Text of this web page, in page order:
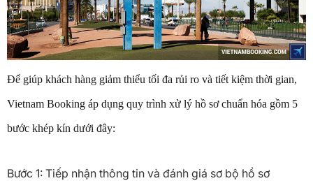
Để giúp khách hàng giảm thiểu tối đa rủi ro và tiết kiệm thời gian,
Vietnam Booking áp dụng quy trình xử lý hồ sơ chuẩn hóa gồm 5
bước khép kín dưới đây:
Bước 1: Tiếp nhận thông tin và đánh giá sơ bộ hồ sơ